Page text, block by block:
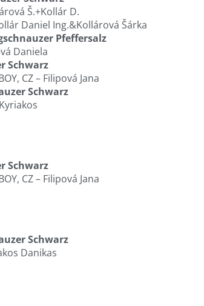
Š.+Kollár D.
Daniel Ing.&Kollárová Šárka
Pfeffersalz
Daniela
Schwarz
CZ – Filipová Jana
Schwarz
Schwarz
CZ – Filipová Jana
Schwarz
Danikas